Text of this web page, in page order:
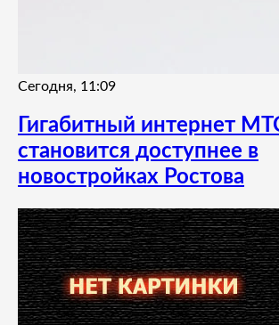
Сегодня, 11:09
Гигабитный интернет
становится доступнее в
новостройках Ростова